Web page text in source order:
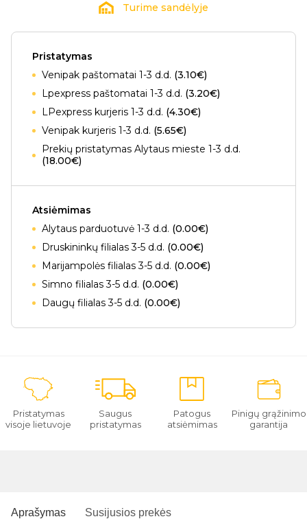
Turime sandėlyje
Pristatymas
Venipak paštomatai 1-3 d.d. (3.10€)
Lpexpress paštomatai 1-3 d.d. (3.20€)
LPexpress kurjeris 1-3 d.d. (4.30€)
Venipak kurjeris 1-3 d.d. (5.65€)
Prekių pristatymas Alytaus mieste 1-3 d.d.
(18.00€)
Atsiėmimas
Alytaus parduotuvė 1-3 d.d. (0.00€)
Druskininkų filialas 3-5 d.d. (0.00€)
Marijampolės filialas 3-5 d.d. (0.00€)
Simno filialas 3-5 d.d. (0.00€)
Daugų filialas 3-5 d.d. (0.00€)
Pristatymas
visoje lietuvoje
Saugus
pristatymas
Patogus
atsiėmimas
Pinigų grąžinimo
garantija
Aprašymas Susijusios prekės